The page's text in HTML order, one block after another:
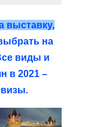
выставку,
на
виды и
в 2021 –
визы.